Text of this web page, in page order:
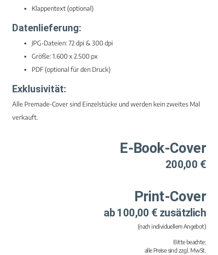
Klappentext (optional)
Datenlieferung:
JPG-Dateien: 72 dpi & 300 dpi
Größe: 1.600 x 2.500 px
PDF (optional für den Druck)
Exklusivität:
Alle Premade-Cover sind Einzelstücke und werden kein zweites Mal
verkauft.
E-Book-Cover
200,00 €
Print-Cover
ab 100,00 € zusätzlich
(nach individuellem Angebot)
Bitte beachte:
alle Preise sind zzgl. MwSt.